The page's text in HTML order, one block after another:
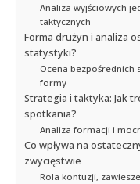
Analiza wyjściowych
taktycznych
Forma drużyn i analiza
statystyki?
Ocena bezpośrednich
formy
Strategia i taktyka: Jak
spotkania?
Analiza formacji i
Co wpływa na
zwycięstwie
Rola kontuzji,